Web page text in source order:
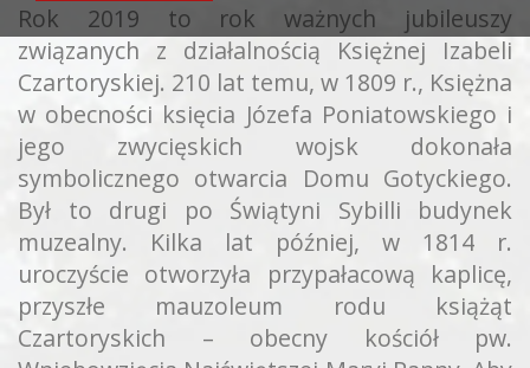
Rok 2019 to rok ważnych jubileuszy
związanych z działalnością Księżnej Izabeli
Czartoryskiej. 210 lat temu, w 1809 r., Księżna
w obecności księcia Józefa Poniatowskiego i
jego zwycięskich wojsk dokonała
symbolicznego otwarcia Domu Gotyckiego.
Był to drugi po Świątyni Sybilli budynek
muzealny. Kilka lat później, w 1814 r.
uroczyście otworzyła przypałacową kaplicę,
przyszłe mauzoleum rodu książąt
Czartoryskich – obecny kościół pw.